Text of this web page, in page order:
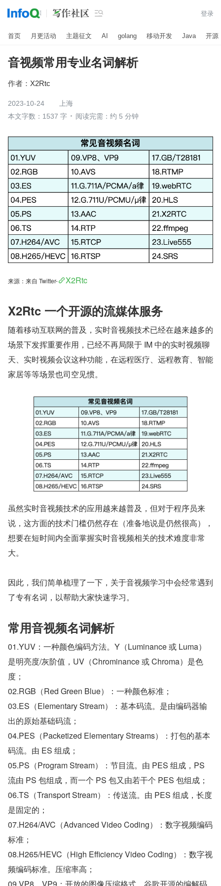
 登录
首页 月更活动 主题征文 AI golang 移动开发 Java 开源
音视频常用专业名词解析
作者： X2Rtc
2023-10-24
上海
本文字数：1537 字
阅读完需：约 5 分钟
来源：来自 Twitter- X2Rtc
X2Rtc 一个开源的流媒体服务
随着移动互联网的普及，实时音视频技术已经在越来越多的
场景下发挥重要作用，已经不再局限于 IM 中的实时视频聊
天、实时视频会议这种功能，在远程医疗、远程教育、智能
家居等等场景也司空见惯。
虽然实时音视频技术的应用越来越普及，但对于程序员来
说，这方面的技术门槛仍然存在（准备地说是仍然很高），
想要在短时间内全面掌握实时音视频相关的技术难度非常
大。
因此，我们简单梳理了一下，关于音视频学习中会经常遇到
了专有名词，以帮助大家快速学习。
常用音视频名词解析
01.YUV：一种颜色编码方法。Y（Luminance 或 Luma）
是明亮度/灰阶值，UV（Chrominance 或 Chroma）是色
度；
02.RGB（Red Green Blue）：一种颜色标准；
03.ES（Elementary Stream）：基本码流。是由编码器输
出的原始基础码流；
04.PES（Packetized Elementary Streams）：打包的基本
码流。由 ES 组成；
05.PS（Program Stream）：节目流。由 PES 组成，PS
流由 PS 包组成，而一个 PS 包又由若干个 PES 包组成；
06.TS（Transport Stream）：传送流。由 PES 组成，长度
是固定的；
07.H264/AVC（Advanced Video Coding）：数字视频编码
标准；
08.H265/HEVC（High Efficiency Video Coding）：数字视
频编码标准。压缩率高；
09.VP8、VP9：开放的图像压缩格式。谷歌开源的编解码